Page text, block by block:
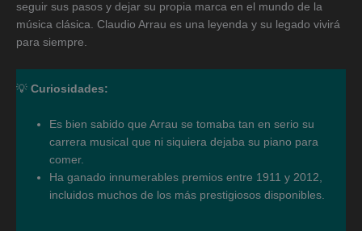
seguir sus pasos y dejar su propia marca en el mundo de la
música clásica. Claudio Arrau es una leyenda y su legado vivirá
para siempre.
💡 Curiosidades:
Es bien sabido que Arrau se tomaba tan en serio su
carrera musical que ni siquiera dejaba su piano para
comer.
Ha ganado innumerables premios entre 1911 y 2012,
incluidos muchos de los más prestigiosos disponibles.